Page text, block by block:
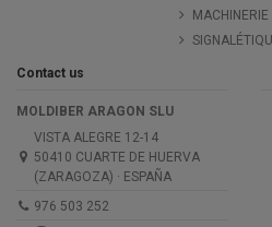
MACHINERIE
Contact us
MOLDIBER ARAGON SLU
VISTA ALEGRE 12-14
50410 CUARTE DE HUERVA
(ZARAGOZA) · ESPAÑA
976 503 252